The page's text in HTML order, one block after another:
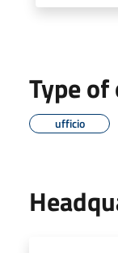
Type
ufficio